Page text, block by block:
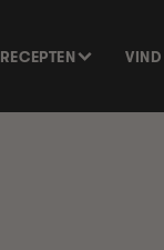
RECEPTEN VIND